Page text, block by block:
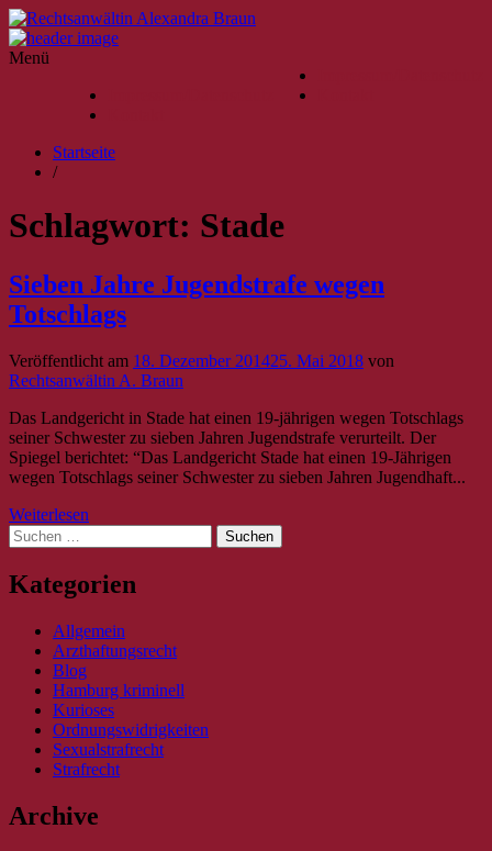
Menü
Startseite
/
Schlagwort: Stade
Sieben Jahre Jugendstrafe wegen
Totschlags
Veröffentlicht am 18. Dezember 201425. Mai 2018 von
Rechtsanwältin A. Braun
Das Landgericht in Stade hat einen 19-jährigen wegen Totschlags
seiner Schwester zu sieben Jahren Jugendstrafe verurteilt. Der
Spiegel berichtet: “Das Landgericht Stade hat einen 19-Jährigen
wegen Totschlags seiner Schwester zu sieben Jahren Jugendhaft...
Weiterlesen
Suche
nach:
Kategorien
Allgemein
Arzthaftungsrecht
Blog
Hamburg kriminell
Kurioses
Ordnungswidrigkeiten
Sexualstrafrecht
Strafrecht
Archive